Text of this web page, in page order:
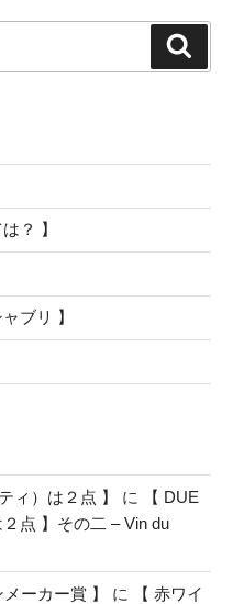
？ 】
ブリ 】
ィ）は２点 】 に
【 DUE
点 】その二 – Vin du
ーカー賞 】 に
【 赤ワイ